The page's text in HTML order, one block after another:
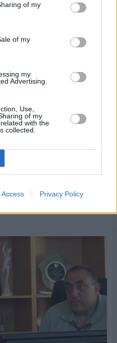
of my
of my
my
Advertising.
Use,
of my
with the
collected.
Access Privacy Policy
στη διεθνή συνάντηση
Τέλλιος